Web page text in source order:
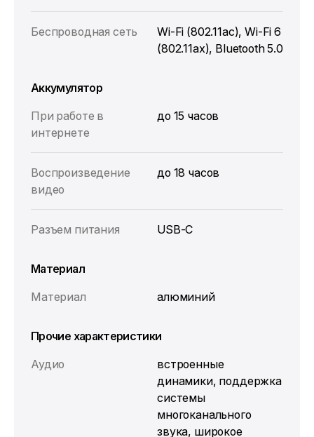
Беспроводная сеть
Wi-Fi (802.11ac), Wi-Fi 6
(802.11ax), Bluetooth 5.0
Аккумулятор
При работе в
интернете
до 15 часов
Воспроизведение
видео
до 18 часов
Разъем питания USB-C
Материал
Материал
алюминий
Прочие характеристики
Аудио
встроенные
динамики, поддержка
системы
многоканального
звука, широкое